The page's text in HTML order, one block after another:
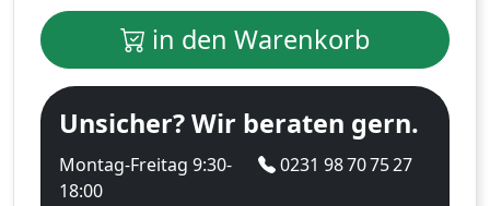
in den Warenkorb
Unsicher? Wir beraten gern.
Montag-Freitag 9:30-
18:00
0231 98 70 75 27